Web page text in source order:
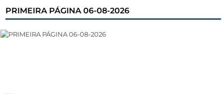
PRIMEIRA PÁGINA 06-08-2026